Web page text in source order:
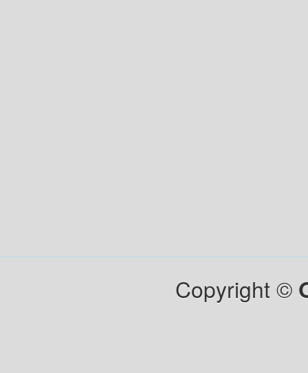
Copyright ©